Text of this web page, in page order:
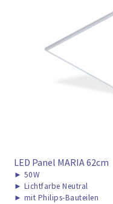
LED Panel MARIA 62cm
► 50W
► Lichtfarbe Neutral
► mit Philips-Bauteilen